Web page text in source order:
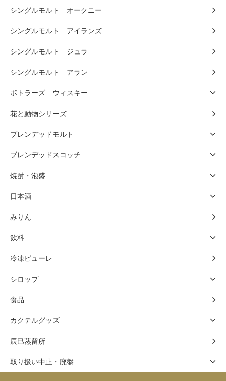
シングルモルト オークニー
シングルモルト アイランズ
シングルモルト ジュラ
シングルモルト アラン
ボトラーズ ウィスキー
花と動物シリーズ
ブレンデッドモルト
ブレンデッドスコッチ
焼酎・泡盛
日本酒
みりん
飲料
冷凍ピューレ
シロップ
食品
カクテルグッズ
辰巳蒸留所
取り扱い中止・廃盤